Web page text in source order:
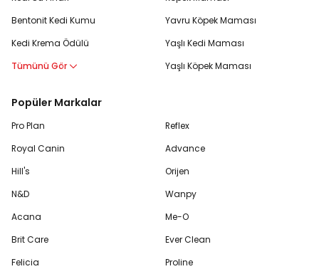
Bentonit Kedi Kumu
Kedi Krema Ödülü
Tümünü Gör
Yavru Köpek Maması
Yaşlı Kedi Maması
Yaşlı Köpek Maması
Popüler Markalar
Pro Plan
Royal Canin
Hill's
N&D
Acana
Brit Care
Felicia
Reflex
Advance
Orijen
Wanpy
Me-O
Ever Clean
Proline